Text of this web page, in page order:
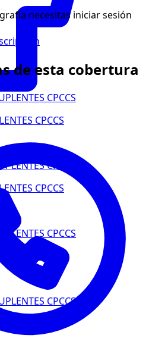
necesitas iniciar sesión
de esta cobertura
CPCCS
CPCCS
CPCCS
CPCCS